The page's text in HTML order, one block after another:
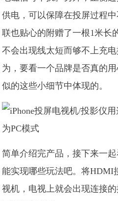
供电，可以保障在投屏过程
联也贴心的附赠了一根1米长
不会出现线太短而够不上充
为，要看一个品牌是否真的
似的这些小细节中体现的。
简单介绍完产品，接下来一
能实现哪些玩法吧。将HDMI
视机，电视上就会出现连接